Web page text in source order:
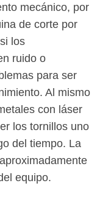
mecánico, por
de corte por
los
ruido o
para ser
Al mismo
con láser
los tornillos uno
del tiempo. La
equipo.